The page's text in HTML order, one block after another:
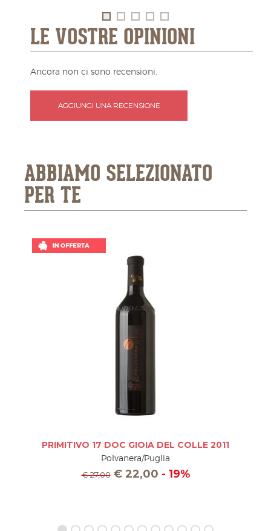
LE VOSTRE OPINIONI
Ancora non ci sono recensioni.
AGGIUNGI UNA RECENSIONE
ABBIAMO SELEZIONATO
PER TE
PRIMITIVO 17 DOC GIOIA DEL COLLE 2011
Polvanera/Puglia
€27,00 €22,00 - 19%